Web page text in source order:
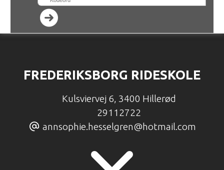
FREDERIKSBORG RIDESKOLE
Kulsviervej 6, 3400 Hillerød
29112722
annsophie.hesselgren@hotmail.com